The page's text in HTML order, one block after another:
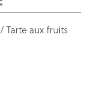
/ Tarte aux fruits